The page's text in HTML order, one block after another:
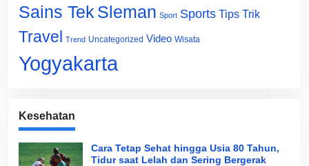
Sains Tek Sleman Sport Sports Tips Trik
Travel Trend Uncategorized Video Wisata
Yogyakarta
Kesehatan
Cara Tetap Sehat hingga Usia 80 Tahun,
Tidur saat Lelah dan Sering Bergerak